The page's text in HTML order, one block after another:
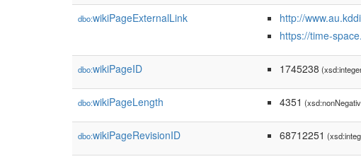
dbo:wikiPageExternalLink
http://
https://time-
dbo:wikiPageID 1745238
dbo:wikiPageLength 4351
dbo:wikiPageRevisionID 68712251